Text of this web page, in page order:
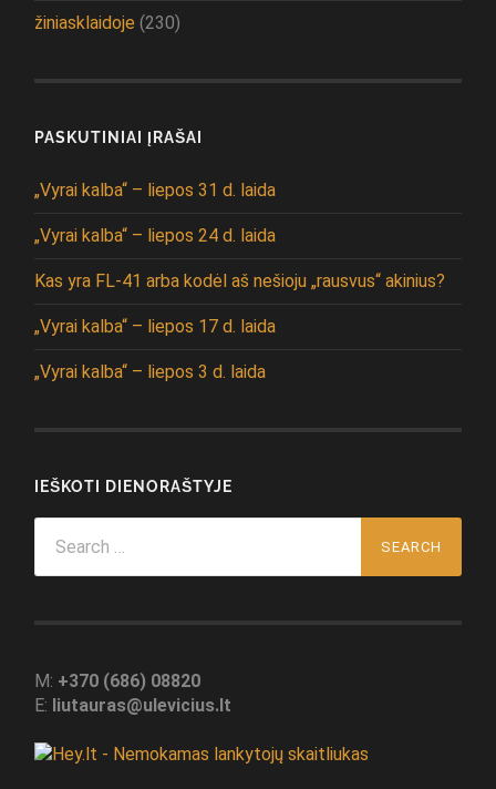
žiniasklaidoje (230)
PASKUTINIAI ĮRAŠAI
„Vyrai kalba“ – liepos 31 d. laida
„Vyrai kalba“ – liepos 24 d. laida
Kas yra FL-41 arba kodėl aš nešioju „rausvus“ akinius?
„Vyrai kalba“ – liepos 17 d. laida
„Vyrai kalba“ – liepos 3 d. laida
IEŠKOTI DIENORAŠTYJE
for:
M: +370 (686) 08820
E: liutauras@ulevicius.lt